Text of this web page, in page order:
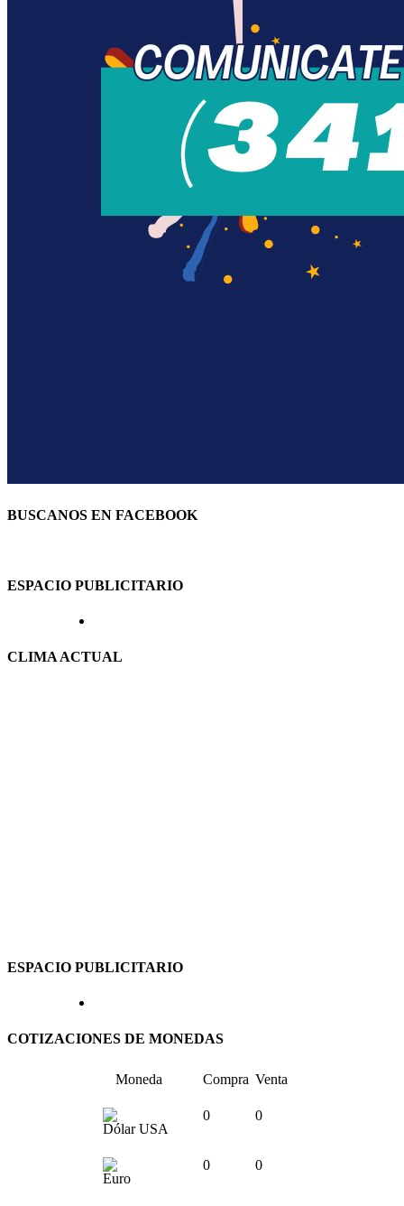
BUSCANOS EN FACEBOOK
ESPACIO PUBLICITARIO
CLIMA ACTUAL
ESPACIO PUBLICITARIO
COTIZACIONES DE MONEDAS
Moneda Compra Venta
Dólar USA
0 0
Euro
0 0